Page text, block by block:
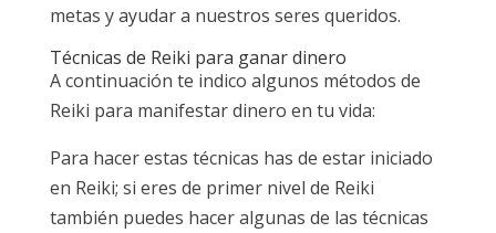
metas y ayudar a nuestros seres queridos.
Técnicas de Reiki para ganar dinero
A continuación te indico algunos métodos de
Reiki para manifestar dinero en tu vida:
Para hacer estas técnicas has de estar iniciado
en Reiki; si eres de primer nivel de Reiki
también puedes hacer algunas de las técnicas